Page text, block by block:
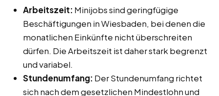
Arbeitszeit: Minijobs sind geringfügige
Beschäftigungen in Wiesbaden, bei denen die
monatlichen Einkünfte nicht überschreiten
dürfen. Die Arbeitszeit ist daher stark begrenzt
und variabel.
Stundenumfang: Der Stundenumfang richtet
sich nach dem gesetzlichen Mindestlohn und